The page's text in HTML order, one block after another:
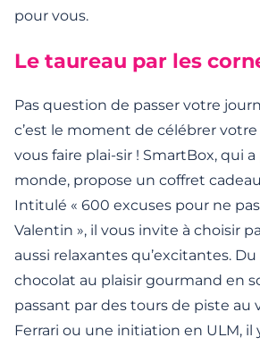
pour vous.
Le taureau par les
Pas question de passer votre
c’est le moment de célébrer
vous faire plai-sir ! SmartBox, qui
monde, propose un coffret
Intitulé « 600 excuses pour ne
Valentin », il vous invite à choisir
aussi relaxantes qu’excitantes.
chocolat au plaisir gourmand en
passant par des tours de piste au
Ferrari ou une initiation en ULM, il